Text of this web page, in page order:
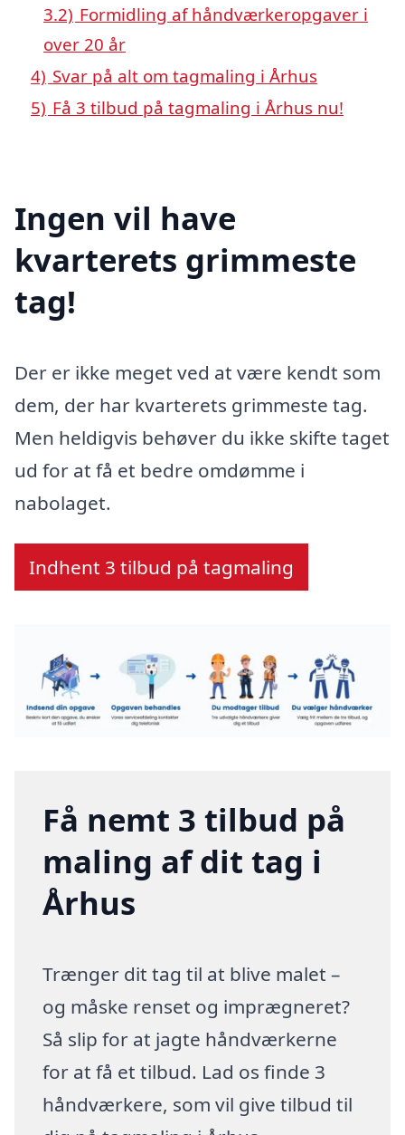
3.2) Formidling af håndværkeropgaver i
over 20 år
4) Svar på alt om tagmaling i Århus
5) Få 3 tilbud på tagmaling i Århus nu!
Ingen vil have
kvarterets grimmeste
tag!
Der er ikke meget ved at være kendt som
dem, der har kvarterets grimmeste tag.
Men heldigvis behøver du ikke skifte taget
ud for at få et bedre omdømme i
nabolaget.
Indhent 3 tilbud på tagmaling
Få nemt 3 tilbud på
maling af dit tag i
Århus
Trænger dit tag til at blive malet –
og måske renset og imprægneret?
Så slip for at jagte håndværkerne
for at få et tilbud. Lad os finde 3
håndværkere, som vil give tilbud til